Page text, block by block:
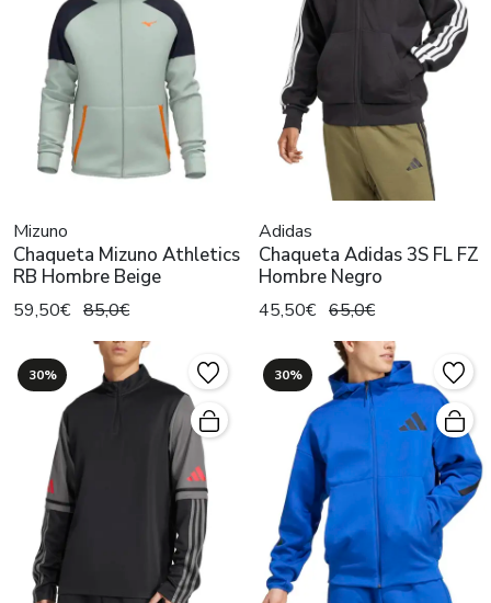
Mizuno
Chaqueta Mizuno Athletics
RB Hombre Beige
59,50€ 85,0€
Adidas
Chaqueta Adidas 3S FL FZ
Hombre Negro
45,50€ 65,0€
30% 30%